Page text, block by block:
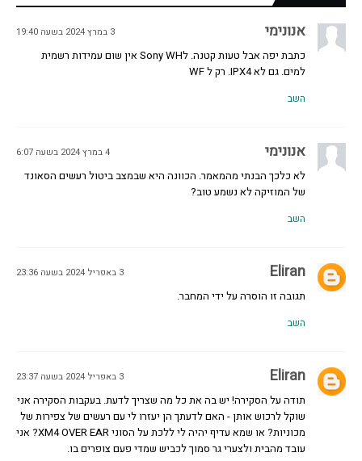
אנונימי 3 במרץ 2024 בשעה 19:40
כתבת יפה אבל טעות קטנה. לSony WH אין שום עמידות רשמית
למים. גם לא IPX4. רק ל WF
השב
אנונימי 4 במרץ 2024 בשעה 6:07
לא כלכך הבנתי מהמאמר. הכוונה היא שבמצב ביטול רעשים הסאונד
של המוזיקה לא נשמע טוב?
השב
Eliran 3 באפריל 2024 בשעה 23:36
תגובה זו הוסרה על ידי המחבר.
השב
Eliran 3 באפריל 2024 בשעה 23:37
תודה על הסקירה! יש בה את כל מה שצריך לדעת. בעקבות הסקירה אני
שוקל לרכוש אותן - האם לדעתך הן יעזרו לי עם רעשים של צפירות של
מכוניות? או שמא עדיף יהיה לי ללכת על הסוני XM4 OVER EAR? אני
עובד מהבית ולצערי גר סמוך לכביש שמדי פעם צופרים בו.